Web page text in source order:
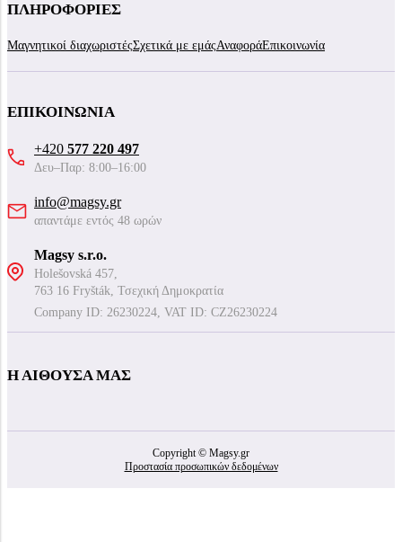
ΠΛΗΡΟΦΟΡΊΕΣ
Μαγνητικοί διαχωριστέςΣχετικά με εμάςΑναφοράΕπικοινωνία
ΕΠΙΚΟΙΝΩΝΊΑ
+420 577 220 497
Δευ–Παρ: 8:00–16:00
info@magsy.gr
απαντάμε εντός 48 ωρών
Magsy s.r.o.
Holešovská 457,
763 16 Fryšták, Τσεχική Δημοκρατία
Company ID: 26230224, VAT ID: CZ26230224
Η ΑΊΘΟΥΣΑ ΜΑΣ
Copyright © Magsy.gr
Προστασία προσωπικών δεδομένων